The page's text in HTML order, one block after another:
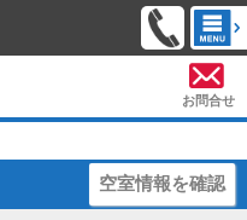
お問合せ
空室情報を確認